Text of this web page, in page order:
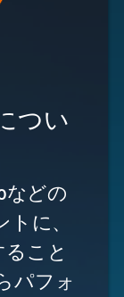
つい
などの
に、
ること
パフォ